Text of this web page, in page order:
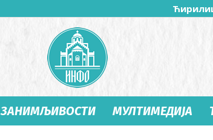
Студеница
ЗАНИМЉИВОСТИ МУЛТИМЕДИЈА